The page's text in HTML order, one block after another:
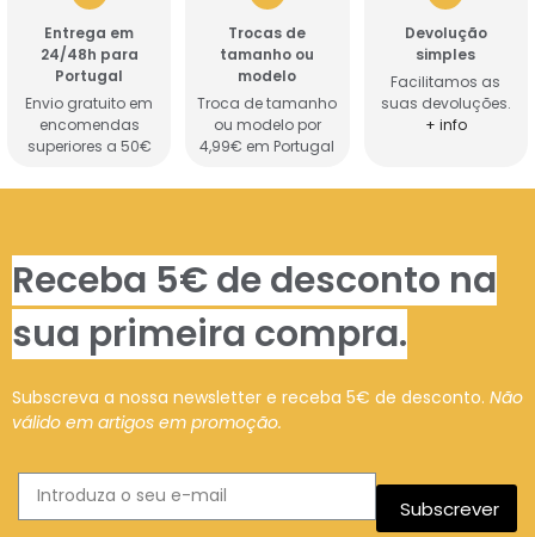
Entrega em
24/48h para
Portugal
Envio gratuito em
encomendas
superiores a 50€
Trocas de
tamanho ou
modelo
Troca de tamanho
ou modelo por
4,99€ em Portugal
Devolução
simples
Facilitamos as
suas devoluções.
+ info
Receba 5€ de desconto na
sua primeira compra.
Subscreva a nossa newsletter e receba 5€ de desconto. Não
válido em artigos em promoção.
Subscrever